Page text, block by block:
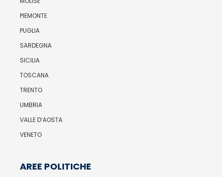
PIEMONTE
PUGLIA
SARDEGNA
SICILIA
TOSCANA
TRENTO
UMBRIA
VALLE D’AOSTA
VENETO
AREE POLITICHE